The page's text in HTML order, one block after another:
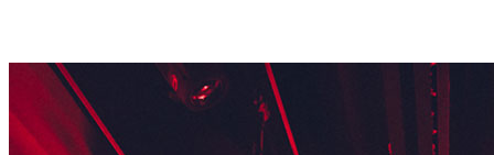
Deutsch
Hilfe für TeilnehmerIch habe mein Ticket verloren
Login
Event bewerben